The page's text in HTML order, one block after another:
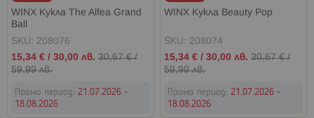
WINX Кукла The Alfea Grand
Ball
SKU: 208076
Промо
цена
15,34 € / 30,00 лв. 30,67 €/
59,99 лв.
Промо период: 21.07.2026 -
18.08.2026
WINX Кукла Beauty Pop
SKU: 208074
Промо
цена
15,34 € /30,00 лв. 30,67 €/
59,99 лв.
Промо период:21.07.2026 -
18.08.2026